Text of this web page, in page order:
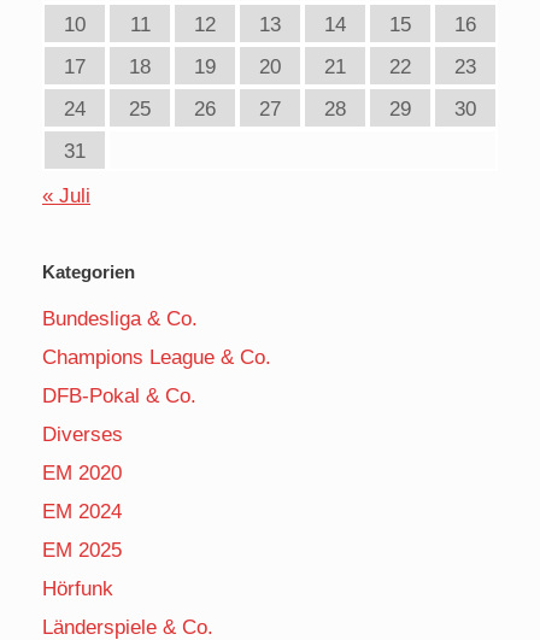
10
11 12 13 14 15
16
17
18 19 20 21 22
23
24
25 26 27 28 29
30
31
« Juli
Kategorien
Bundesliga & Co.
Champions League & Co.
DFB-Pokal & Co.
Diverses
EM 2020
EM 2024
EM 2025
Hörfunk
Länderspiele & Co.